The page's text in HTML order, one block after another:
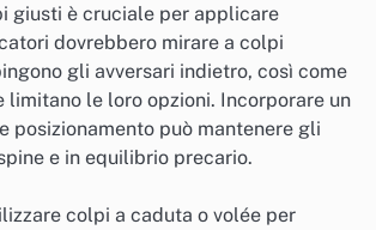
giusti è cruciale per applicare
dovrebbero mirare a colpi
gli avversari indietro, così come
limitano le loro opzioni. Incorporare un
posizionamento può mantenere gli
e in equilibrio precario.
colpi a caduta o volée per